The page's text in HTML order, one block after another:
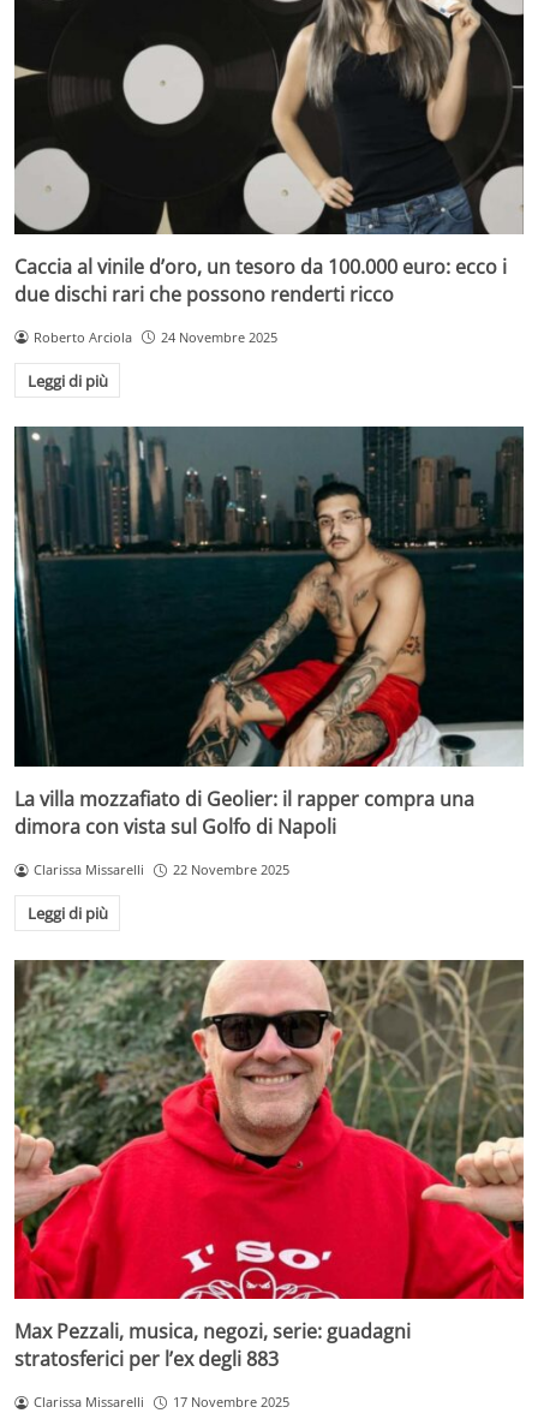
Caccia al vinile d’oro, un tesoro da 100.000 euro: ecco i
due dischi rari che possono renderti ricco
Roberto Arciola 24 Novembre 2025
Leggi di più
La villa mozzafiato di Geolier: il rapper compra una
dimora con vista sul Golfo di Napoli
Clarissa Missarelli 22 Novembre 2025
Leggi di più
Max Pezzali, musica, negozi, serie: guadagni
stratosferici per l’ex degli 883
Clarissa Missarelli 17 Novembre 2025